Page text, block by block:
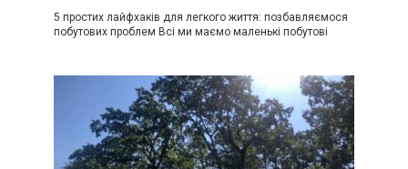
5 простих лайфхаків для легкого життя: позбавляємося
побутових проблем Всі ми маємо маленькі побутові